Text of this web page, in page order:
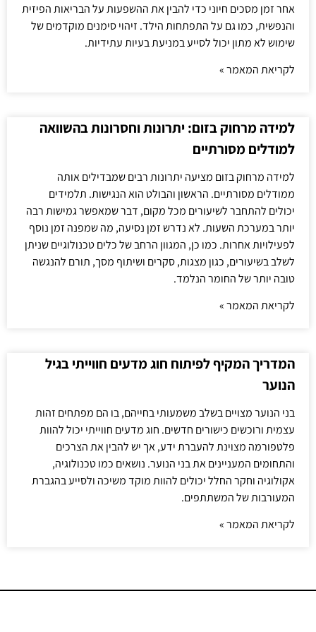
אחר זמן מסכים חיוני כדי להבין את ההשפעות על הבריאות הפיזית
והנפשית, כמו גם על התפתחות הילד. זיהוי סימנים מוקדמים של
שימוש לא מתון יכול לסייע במניעת בעיות עתידיות.
לקריאת המאמר »
למידה מרחוק בזום: יתרונות וחסרונות בהשוואה
למודלים מסורתיים
למידה מרחוק בזום מציעה יתרונות רבים שמבדילים אותה
ממודלים מסורתיים. הראשון והבולט הוא הנגישות. תלמידים
יכולים להתחבר לשיעורים מכל מקום, דבר שמאפשר גמישות רבה
יותר במערכת השעות. לא נדרש זמן נסיעה, מה שמפנה זמן נוסף
לפעילויות אחרות. כמו כן, המגוון הרחב של כלים טכנולוגיים שניתן
לשלב בשיעורים, כגון מצגות, סקרים ושיתוף מסך, תורם להנגשה
טובה יותר של החומר הנלמד.
לקריאת המאמר »
המדריך המקיף לפיתוח חוג מדעים חווייתי בגיל
הנוער
בני הנוער מצויים בשלב משמעותי בחייהם, בו הם מפתחים זהות
עצמית ורוכשים כישורים חדשים. חוג מדעים חווייתי יכול להוות
פלטפורמה מצוינת להעברת ידע, אך יש להבין את הצרכים
והתחומים המעניינים את בני הנוער. נושאים כמו טכנולוגיה,
אקולוגיה וחקר החלל יכולים להוות מוקד משיכה ולסייע בהגברת
המעורבות של המשתתפים.
לקריאת המאמר »